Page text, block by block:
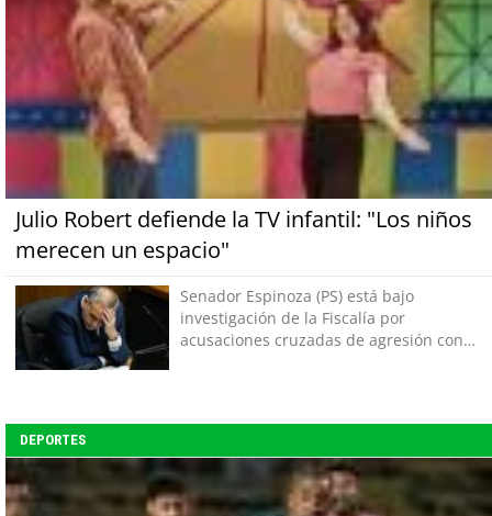
Julio Robert defiende la TV infantil: "Los niños
merecen un espacio"
Senador Espinoza (PS) está bajo
investigación de la Fiscalía por
acusaciones cruzadas de agresión con
DEPORTES